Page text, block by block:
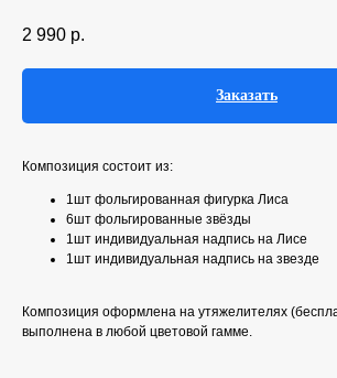
2 990 р.
Заказать
Композиция состоит из:
1шт фольгированная фигурка Лиса
6шт фольгированные звёзды
1шт индивидуальная надпись на Лисе
1шт индивидуальная надпись на звезде
Композиция оформлена на утяжелителях
выполнена в любой цветовой гамме.